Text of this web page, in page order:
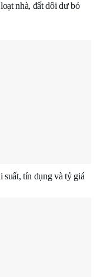
nhà, đất dôi dư bỏ
suất, tín dụng và tỷ giá